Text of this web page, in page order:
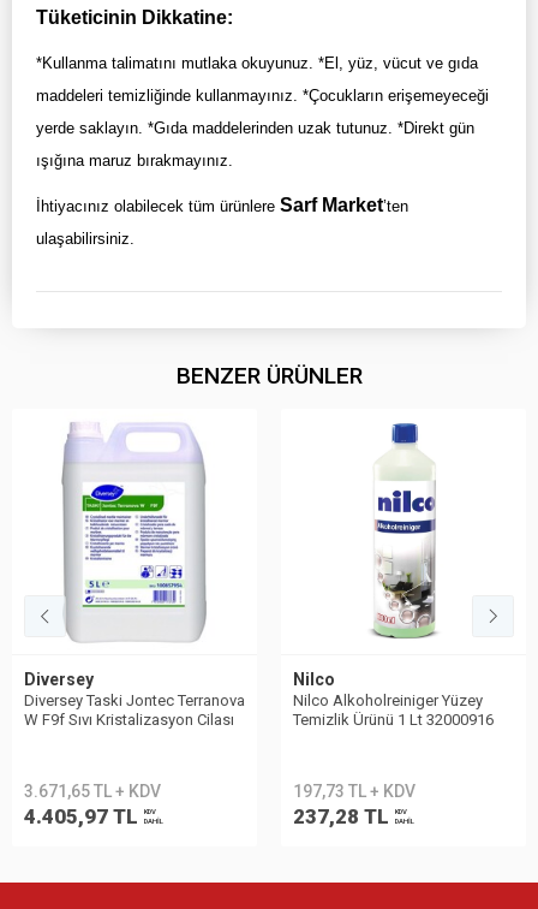
Tüketicinin Dikkatine:
*Kullanma talimatını mutlaka okuyunuz. *El, yüz, vücut ve gıda
maddeleri temizliğinde kullanmayınız. *Çocukların erişemeyeceği
yerde saklayın. *Gıda maddelerinden uzak tutunuz. *Direkt gün
ışığına maruz bırakmayınız.
İhtiyacınız olabilecek tüm ürünlere Sarf Market’ten
ulaşabilirsiniz.
BENZER ÜRÜNLER
Diversey
Diversey Taski Jontec Terranova
W F9f Sıvı Kristalizasyon Cilası
3.671,65 TL + KDV
4.405,97 TL
KDV
DAHİL
Nilco
Nilco Alkoholreiniger Yüzey
Temizlik Ürünü 1 Lt 32000916
197,73 TL + KDV
237,28 TL
KDV
DAHİL